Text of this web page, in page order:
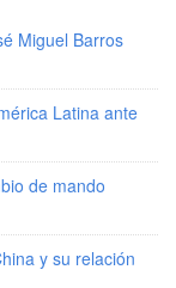
Miguel Barros
Latina ante
de mando
y su relación